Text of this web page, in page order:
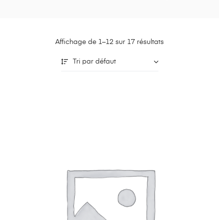
Affichage de 1–12 sur 17 résultats
Tri par défaut